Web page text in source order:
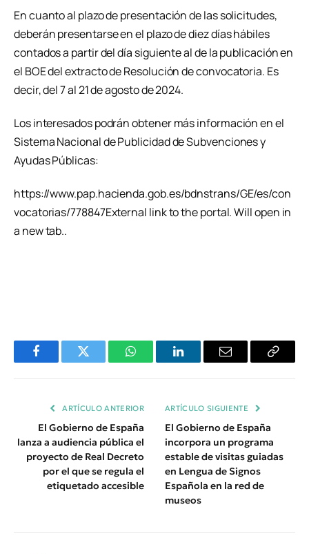
En cuanto al plazo de presentación de las solicitudes,
deberán presentarse en el plazo de diez días hábiles
contados a partir del día siguiente al de la publicación en
el BOE del extracto de Resolución de convocatoria. Es
decir, del 7 al 21 de agosto de 2024.
Los interesados podrán obtener más información en el
Sistema Nacional de Publicidad de Subvenciones y
Ayudas Públicas:
https://www.pap.hacienda.gob.es/bdnstrans/GE/es/con
vocatorias/778847External link to the portal. Will open in
a new tab..
FacebookTwitter WhatsAppLinkedInEmail
Copiar
ARTÍCULO ANTERIOR
El Gobierno de España
lanza a audiencia pública el
proyecto de Real Decreto
por el que se regula el
etiquetado accesible
ARTÍCULO SIGUIENTE
El Gobierno de España
incorpora un programa
estable de visitas guiadas
en Lengua de Signos
Española en la red de
museos